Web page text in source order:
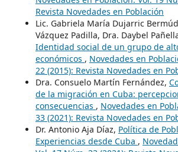
Revista Novedades en Población
Lic. Gabriela María Dujarric
Vázquez Padilla, Dra. Daybel
Identidad social de un grupo de
económicos , Novedades en
22 (2015): Revista Novedades en
Dra. Consuelo Martín Fernández,
de la migración en Cuba:
consecuencias , Novedades en
33 (2021): Revista Novedades en
Dr. Antonio Aja Díaz, Política de
Experiencias desde Cuba ,